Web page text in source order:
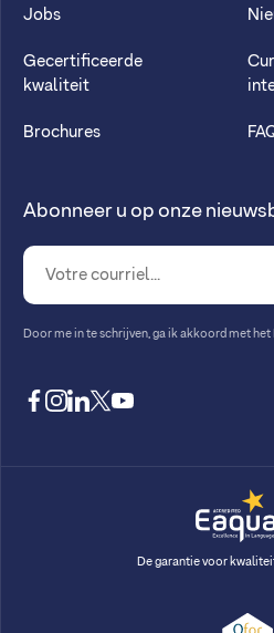
Jobs
Gecertificeerde
kwaliteit
Brochures
Abonneer u op onze
Door me in te schrijven, ga ik akkoord met het
facebook
instagram
linkedin
twitteryoutube
De garantie voor